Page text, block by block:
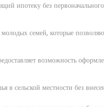
ипотеку без
семей, которые
возможность
в сельской местности без